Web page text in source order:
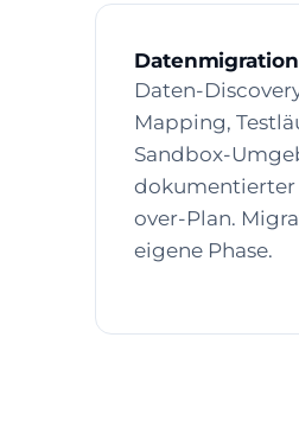
Datenmigration
Daten-
Mapping,
Sandbox-
dokumentierter
over-Plan.
eigene Phase.